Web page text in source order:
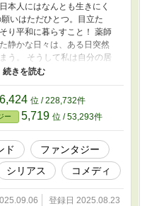
本人にはなんとも生きにく
いはただひとつ。目立た
り平和に暮らすこと！ 薬師
静かな日々は、ある日突然
う。 そうして私は自分の居
ょっぴり残念なイケメンと
をしばいたり、トラブルに
しい毎日だけれど。 この異
ため、今日も私は奮闘しま
初投稿作品を改稿したもの
位 / 228,732件
ー 5,719 位 / 53,293件
ド
ファンタジー
シリアス コメディ
登録日 2025.08.23